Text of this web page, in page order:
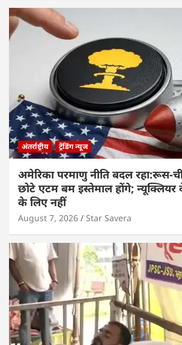
अंतर्राष्ट्रीय ट्रेंडिंग न्यूज
अमेरिका परमाणु नीति बदल रहा:रूस-
छोटे एटम बम इस्तेमाल होंगे; न्यूक्लियर
के लिए नहीं
August 7, 2026 Star Savera